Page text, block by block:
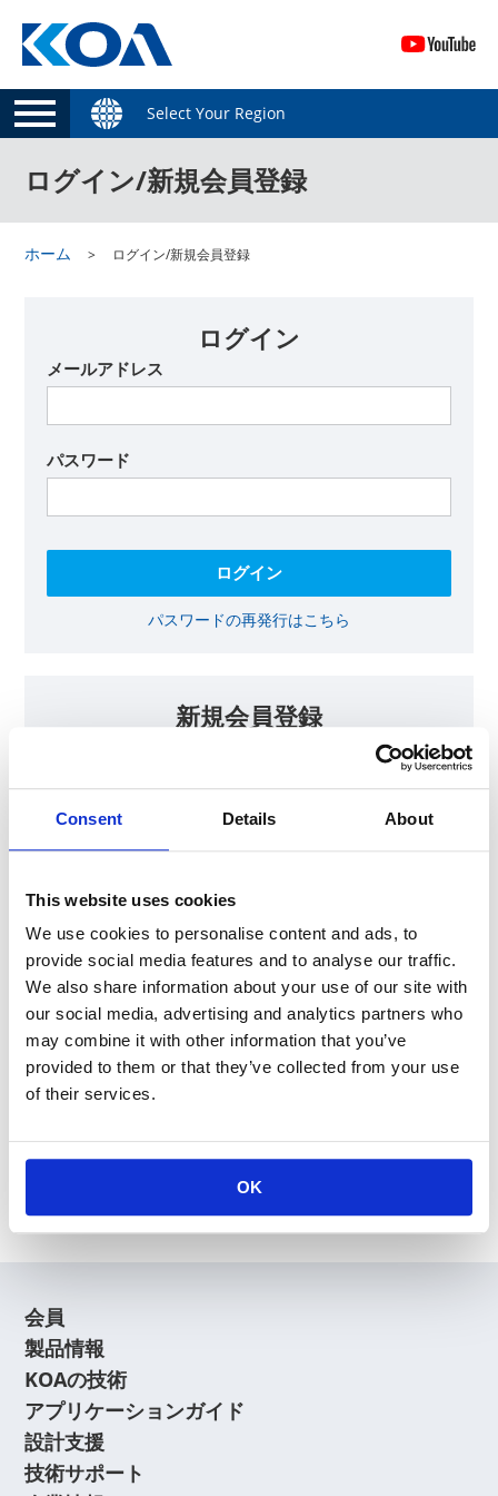
Consent Details About
This website uses cookies
We use cookies to personalise content and ads, to
provide social media features and to analyse our traffic.
We also share information about your use of our site with
our social media, advertising and analytics partners who
may combine it with other information that you’ve
provided to them or that they’ve collected from your use
of their services.
OK
Select Your Region
ログイン/新規会員登録
ホーム ログイン/新規会員登録
ログイン
メールアドレス
パスワード
パスワードの再発行はこちら
新規会員登録
KOAの会員ページでは、回路設計等に​お役立ていただける最新情報
をご提供しております。​会員登録いただいた方には、各種ご案内を
メールにてお届けいたします。
【会員限定コンテンツ】
抵抗器 温度分布シミュレータ
最新技術セミナー動画・資料
KOA Thermal Design Technology
会員登録に関するよくあるご質問はこちら
会員
製品情報
KOAの技術
アプリケーションガイド
設計支援
技術サポート